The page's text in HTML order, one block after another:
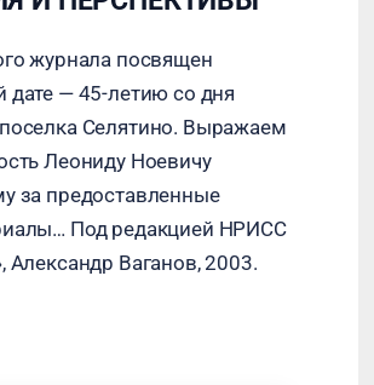
журнала посвящен
дате — 45-летию со дня
Селятино. Выражаем
Леониду Ноевичу
за предоставленные
Под редакцией НРИСС
Александр Ваганов, 2003.